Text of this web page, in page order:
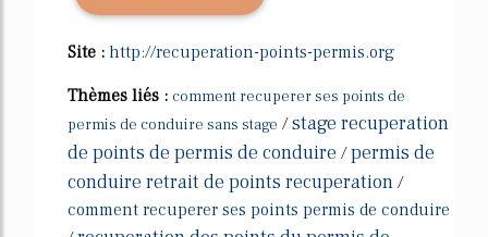
Site : http://recuperation-points-permis.org
Thèmes liés : comment recuperer ses points de
permis de conduire sans stage /stage recuperation
de points de permis de conduire /permis de
conduire retrait de points recuperation /
comment recuperer ses points permis de conduire